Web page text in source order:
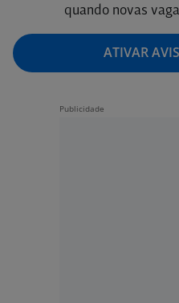
quando novas
ATIVAR